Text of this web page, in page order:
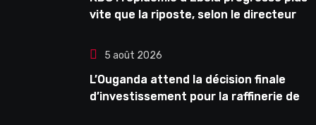
vite que la riposte, selon le directeur
5 août 2026
L’Ouganda attend la décision finale
d’investissement pour la raffinerie de